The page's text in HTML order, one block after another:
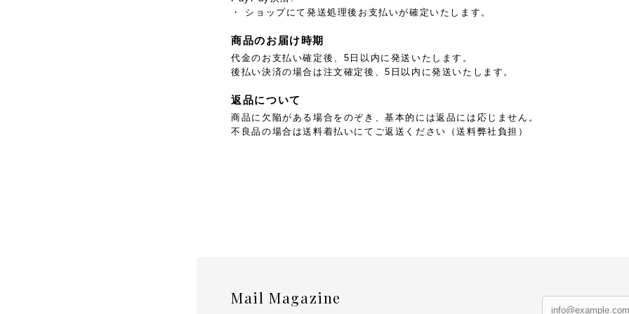
・ ショップにて発送処理後お支払いが確定いたします。
商品のお届け時期
代金のお支払い確定後、5日以内に発送いたします。
後払い決済の場合は注文確定後、5日以内に発送いたします。
返品について
商品に欠陥がある場合をのぞき、基本的には返品には応じません。
不良品の場合は送料着払いにてご返送ください（送料弊社負担）
Mail Magazine